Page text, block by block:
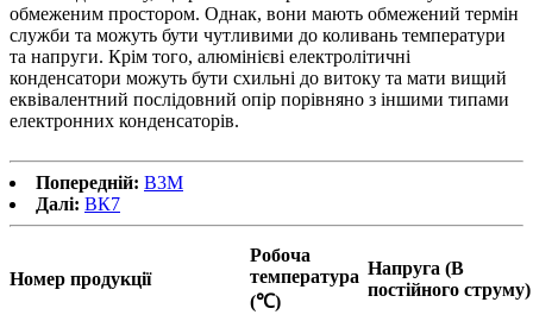
обмеженим простором. Однак, вони мають обмежений термін
служби та можуть бути чутливими до коливань температури
та напруги. Крім того, алюмінієві електролітичні
конденсатори можуть бути схильні до витоку та мати вищий
еквівалентний послідовний опір порівняно з іншими типами
електронних конденсаторів.
Попередній: В3М
Далі: ВК7
Номер продукції
Робоча
температура
(℃)
Напруга (В
постійного струму)